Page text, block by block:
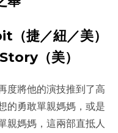
（捷／紐／美）
（美）
度將他的演技推到了高
的勇敢單親媽媽，或是
親媽媽，這兩部直抵人